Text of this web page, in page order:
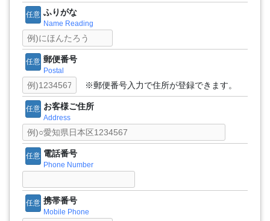
任意 ふりがな
Name Reading
任意 郵便番号
Postal
※郵便番号入力で住所が登録できます。
任意 お客様ご住所
Address
任意 電話番号
Phone Number
任意 携帯番号
Mobile Phone